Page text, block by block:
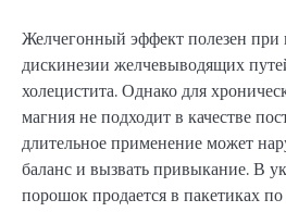
Желчегонный эффект полезен при
дискинезии желчевыводящих
холецистита. Однако для
магния не подходит в качестве
длительное применение может
баланс и вызвать привыкание. В
порошок продается в пакетиках